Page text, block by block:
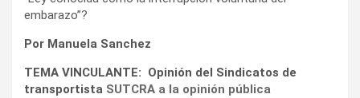
embarazo”?
Por Manuela Sanchez
TEMA VINCULANTE: Opinión del Sindicatos de
transportista SUTCRA a la opinión pública